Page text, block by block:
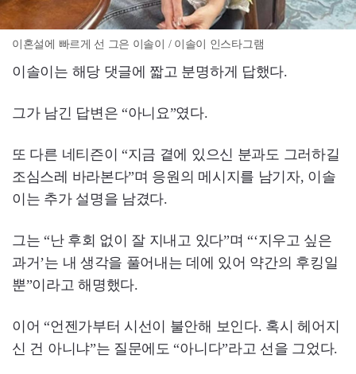
이혼설에 빠르게 선 그은 이솔이 / 이솔이 인스타그램
이솔이는 해당 댓글에 짧고 분명하게 답했다.
그가 남긴 답변은 “아니요”였다.
또 다른 네티즌이 “지금 곁에 있으신 분과도 그러하길
조심스레 바라본다”며 응원의 메시지를 남기자, 이솔
이는 추가 설명을 남겼다.
그는 “난 후회 없이 잘 지내고 있다”며 “‘지우고 싶은
과거’는 내 생각을 풀어내는 데에 있어 약간의 후킹일
뿐”이라고 해명했다.
이어 “언젠가부터 시선이 불안해 보인다. 혹시 헤어지
신 건 아니냐”는 질문에도 “아니다”라고 선을 그었다.